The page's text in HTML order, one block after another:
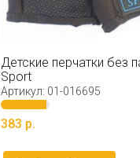
Детские перчатки без
Sport
Артикул: 01-016695
383 р.